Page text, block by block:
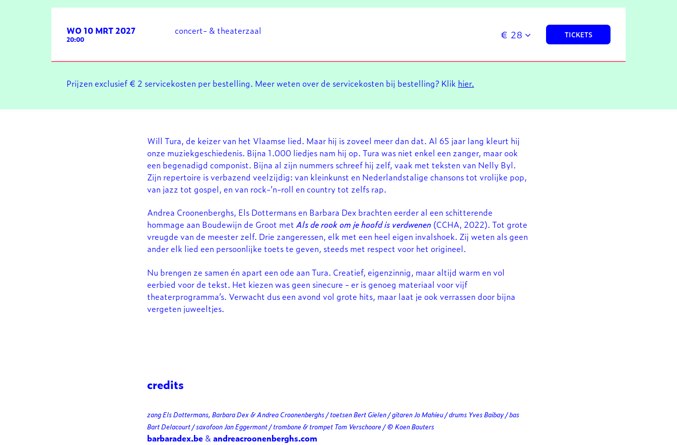
WO 10 MRT 2027
20:00
concert- & theaterzaal € 28 TICKETS
Prijzen exclusief € 2 servicekosten per bestelling. Meer weten over de servicekosten bij bestelling? Klik hier.
Will Tura, de keizer van het Vlaamse lied. Maar hij is zoveel meer dan dat. Al 65 jaar lang kleurt hij
onze muziekgeschiedenis. Bijna 1.000 liedjes nam hij op. Tura was niet enkel een zanger, maar ook
een begenadigd componist. Bijna al zijn nummers schreef hij zelf, vaak met teksten van Nelly Byl.
Zijn repertoire is verbazend veelzijdig: van kleinkunst en Nederlandstalige chansons tot vrolijke pop,
van jazz tot gospel, en van rock-’n-roll en country tot zelfs rap.
Andrea Croonenberghs, Els Dottermans en Barbara Dex brachten eerder al een schitterende
hommage aan Boudewijn de Groot met Als de rook om je hoofd is verdwenen (CCHA, 2022). Tot grote
vreugde van de meester zelf. Drie zangeressen, elk met een heel eigen invalshoek. Zij weten als geen
ander elk lied een persoonlijke toets te geven, steeds met respect voor het origineel.
Nu brengen ze samen én apart een ode aan Tura. Creatief, eigenzinnig, maar altijd warm en vol
eerbied voor de tekst. Het kiezen was geen sinecure - er is genoeg materiaal voor vijf
theaterprogramma’s. Verwacht dus een avond vol grote hits, maar laat je ook verrassen door bijna
vergeten juweeltjes.
credits
zang Els Dottermans, Barbara Dex & Andrea Croonenberghs / toetsen Bert Gielen / gitaren Jo Mahieu / drums Yves Baibay / bas
Bart Delacourt / saxofoon Jan Eggermont / trombone & trompet Tom Verschoore / © Koen Bauters
barbaradex.be &andreacroonenberghs.com